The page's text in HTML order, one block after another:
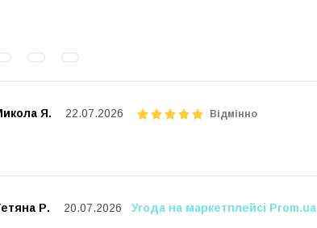
Я. 22.07.2026 Відмінно
Р. 20.07.2026 Угода на маркетплейсі Prom.ua